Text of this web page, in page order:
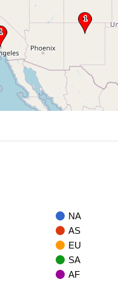
NA
AS
EU
SA
AF